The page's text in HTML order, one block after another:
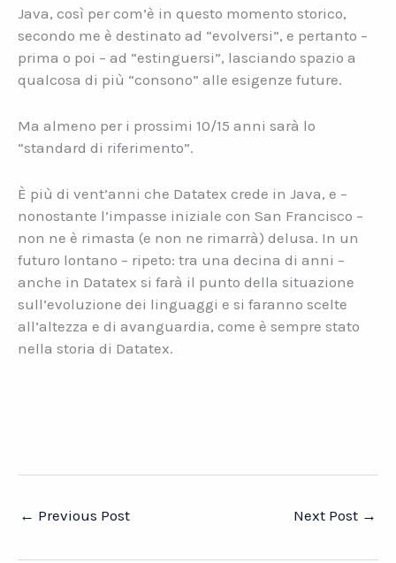
Java, così per com’è in questo momento storico,
secondo me è destinato ad “evolversi”, e pertanto –
prima o poi – ad “estinguersi”, lasciando spazio a
qualcosa di più “consono” alle esigenze future.
Ma almeno per i prossimi 10/15 anni sarà lo
“standard di riferimento”.
È più di vent’anni che Datatex crede in Java, e –
nonostante l’impasse iniziale con San Francisco –
non ne è rimasta (e non ne rimarrà) delusa. In un
futuro lontano – ripeto: tra una decina di anni –
anche in Datatex si farà il punto della situazione
sull’evoluzione dei linguaggi e si faranno scelte
all’altezza e di avanguardia, come è sempre stato
nella storia di Datatex.
← Previous Post Next Post →